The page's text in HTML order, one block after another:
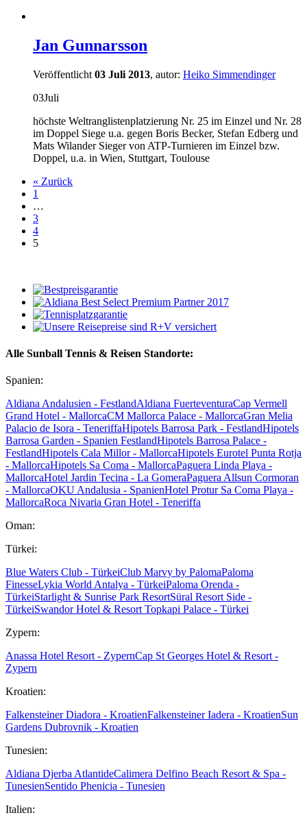
Jan Gunnarsson
Veröffentlicht 03 Juli 2013, autor: Heiko Simmendinger
03Juli
höchste Weltranglistenplatzierung Nr. 25 im Einzel und Nr. 28
im Doppel Siege u.a. gegen Boris Becker, Stefan Edberg und
Mats Wilander Sieger von ATP-Turnieren im Einzel bzw.
Doppel, u.a. in Wien, Stuttgart, Toulouse
« Zurück
1
…
3
4
5
Alle Sunball Tennis & Reisen Standorte:
Spanien:
Aldiana Andalusien - FestlandAldiana FuerteventuraCap Vermell
Grand Hotel - MallorcaCM Mallorca Palace - MallorcaGran Melia
Palacio de Isora - TeneriffaHipotels Barrosa Park - FestlandHipotels
Barrosa Garden - Spanien FestlandHipotels Barrosa Palace -
FestlandHipotels Cala Millor - MallorcaHipotels Eurotel Punta Rotja
- MallorcaHipotels Sa Coma - MallorcaPaguera Linda Playa -
MallorcaHotel Jardin Tecina - La GomeraPaguera Allsun Cormoran
- MallorcaOKU Andalusia - SpanienHotel Protur Sa Coma Playa -
MallorcaRoca Nivaria Gran Hotel - Teneriffa
Oman:
Türkei:
Blue Waters Club - TürkeiClub Marvy by PalomaPaloma
FinesseLykia World Antalya - TürkeiPaloma Orenda -
TürkeiStarlight & Sunrise Park ResortSüral Resort Side -
TürkeiSwandor Hotel & Resort Topkapi Palace - Türkei
Zypern:
Anassa Hotel Resort - ZypernCap St Georges Hotel & Resort -
Zypern
Kroatien:
Falkensteiner Diadora - KroatienFalkensteiner Iadera - KroatienSun
Gardens Dubrovnik - Kroatien
Tunesien:
Aldiana Djerba AtlantideCalimera Delfino Beach Resort & Spa -
TunesienSentido Phenicia - Tunesien
Italien: